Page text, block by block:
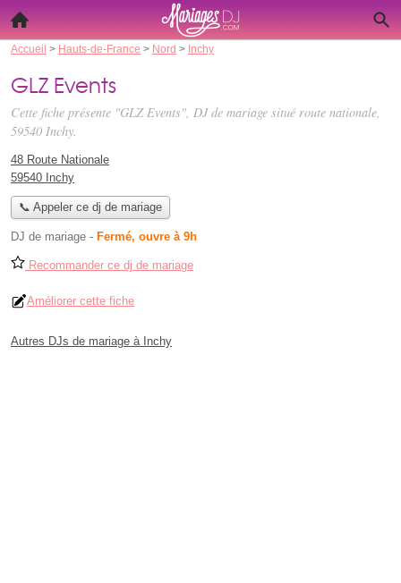
Accueil > Hauts-de-France > Nord > Inchy
GLZ Events
Cette fiche présente "GLZ Events", DJ de mariage situé route nationale,
59540 Inchy.
48 Route Nationale
59540 Inchy
📞 Appeler ce dj de mariage
DJ de mariage - Fermé, ouvre à 9h
Recommander ce dj de mariage
Améliorer cette fiche
Autres DJs de mariage à Inchy